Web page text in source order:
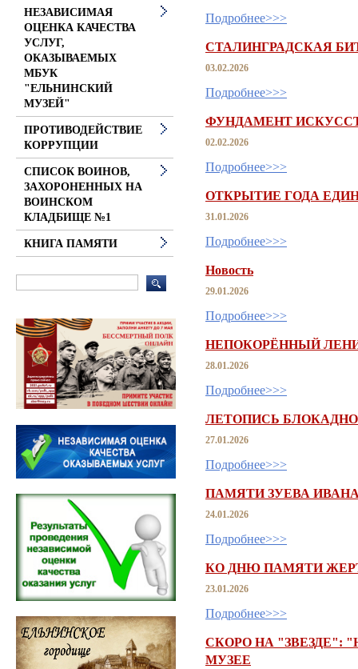
Подробнее>>>
СТАЛИНГРАДСКАЯ
03.02.2026
Подробнее>>>
ФУНДАМЕНТ
02.02.2026
Подробнее>>>
ОТКРЫТИЕ ГОДА
31.01.2026
Подробнее>>>
Новость
29.01.2026
Подробнее>>>
НЕПОКОРЁННЫЙ
28.01.2026
Подробнее>>>
ЛЕТОПИСЬ
27.01.2026
Подробнее>>>
ПАМЯТИ ЗУЕВА
24.01.2026
Подробнее>>>
КО ДНЮ ПАМЯТИ
23.01.2026
Подробнее>>>
СКОРО НА "ЗВЕЗДЕ":
МУЗЕЕ
НЕЗАВИСИМАЯ
ОЦЕНКА КАЧЕСТВА
УСЛУГ,
ОКАЗЫВАЕМЫХ
МБУК
"ЕЛЬНИНСКИЙ
МУЗЕЙ"
ПРОТИВОДЕЙСТВИЕ
КОРРУПЦИИ
СПИСОК ВОИНОВ,
ЗАХОРОНЕННЫХ НА
ВОИНСКОМ
КЛАДБИЩЕ №1
КНИГА ПАМЯТИ